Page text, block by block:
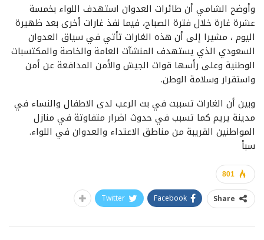
وأوضح الشامي أن طائرات العدوان استهدف اللواء بخمسة
عشرة غارة خلال فترة الصباح، فيما نفذ غارات أخرى بعد ظهيرة
اليوم ، مشيرا إلى أن هذه الغارات تأتي في سياق العدوان
السعودي الذي يستهدف المنشآت العامة والخاصة والمكتسبات
الوطنية وعلى رأسها قوات الجيش والأمن المدافعة عن أمن
واستقرار وسلامة الوطن.
وبين أن الغارات تسببت في بث الرعب لدى الاطفال والنساء في
مدينة يريم كما تسبب في حدوث اضرار متفاوتة في منازل
المواطنين القريبة من مناطق الاعتداء والعدوان في اللواء.
سبأ
801
Share
Facebook
Twitter